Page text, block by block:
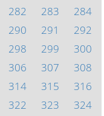
282 283
284
290 291
292
298 299
300
306 307
308
314 315
316
322 323
324